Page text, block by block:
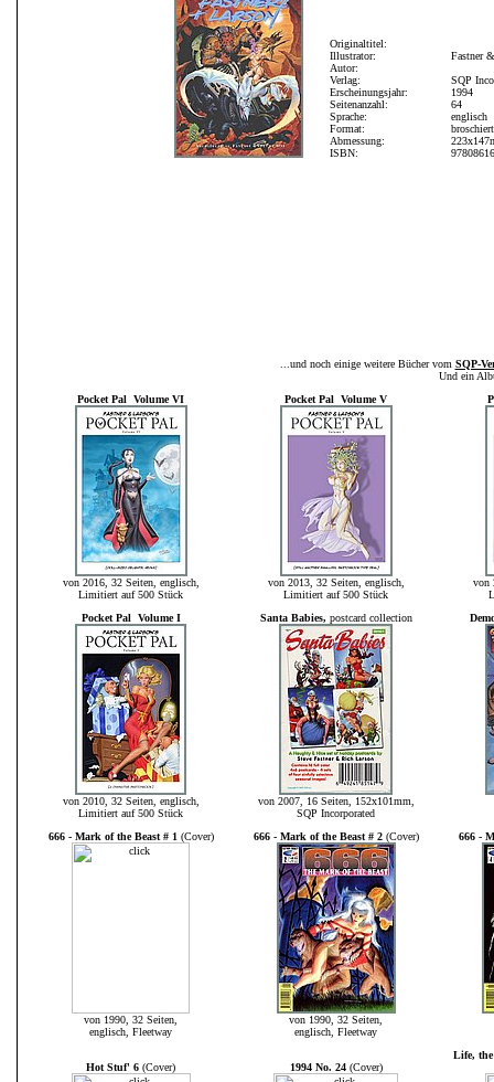
Originaltitel:
Illustrator:
Autor:
Verlag:
Erscheinungsjahr:
Seitenanzahl:
Sprache:
Format:
Abmessung:
ISBN:
Fastner
SQP
1994
64
englisch
broschiert
...und noch einige weitere Bücher vom SQP-
Und ein
Pocket Pal Volume VI
Pocket Pal Volume V
von 2016, 32 Seiten, englisch,
Limitiert auf 500 Stück
von 2013, 32 Seiten, englisch,
Limitiert auf 500 Stück
von
Pocket Pal Volume I
Santa Babies, postcard collection
von 2010, 32 Seiten, englisch,
Limitiert auf 500 Stück
von 2007, 16 Seiten, 152x101mm,
SQP Incorporated
666 - Mark of the Beast # 1 (Cover) 666 - Mark of the Beast # 2(Cover) 666 -
von 1990, 32 Seiten,
englisch, Fleetway
von 1990, 32 Seiten,
englisch, Fleetway
Hot Stuf' 6 (Cover) 1994 No. 24(Cover)
Life,